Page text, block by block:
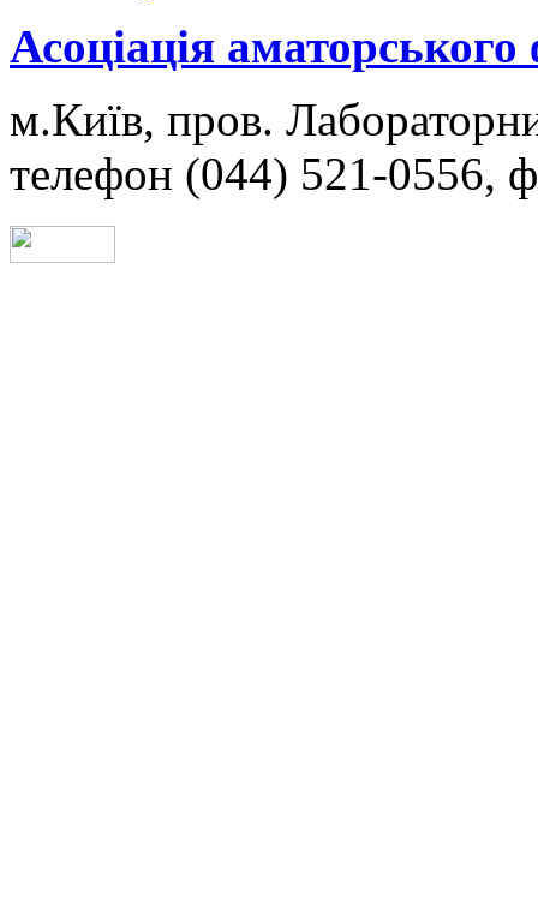
Асоціація
м.Київ, пров.
телефон (044) 521-0556,